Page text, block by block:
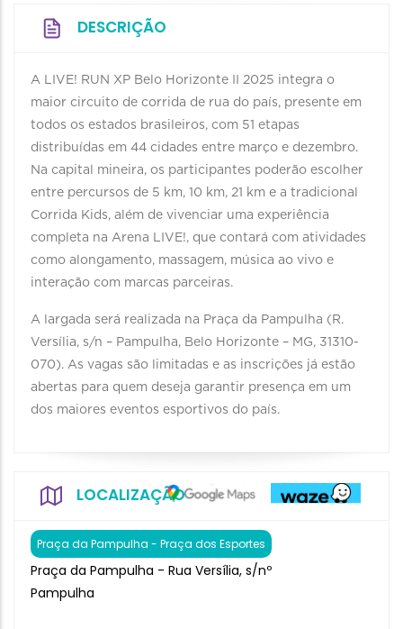
DESCRIÇÃO
A LIVE! RUN XP Belo Horizonte II 2025 integra o
maior circuito de corrida de rua do país, presente em
todos os estados brasileiros, com 51 etapas
distribuídas em 44 cidades entre março e dezembro.
Na capital mineira, os participantes poderão escolher
entre percursos de 5 km, 10 km, 21 km e a tradicional
Corrida Kids, além de vivenciar uma experiência
completa na Arena LIVE!, que contará com atividades
como alongamento, massagem, música ao vivo e
interação com marcas parceiras.
A largada será realizada na Praça da Pampulha (R.
Versília, s/n – Pampulha, Belo Horizonte – MG, 31310-
070). As vagas são limitadas e as inscrições já estão
abertas para quem deseja garantir presença em um
dos maiores eventos esportivos do país.
LOCALIZAÇÃO
Praça da Pampulha - Praça dos Esportes
Praça da Pampulha - Rua Versília, s/nº
Pampulha